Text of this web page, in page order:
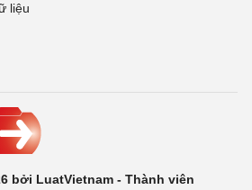
liệu
bởi LuatVietnam - Thành viên